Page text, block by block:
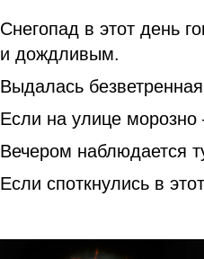
Снегопад в этот день
и дождливым.
Выдалась
Если на улице
Вечером наблюдается
Если споткнулись в